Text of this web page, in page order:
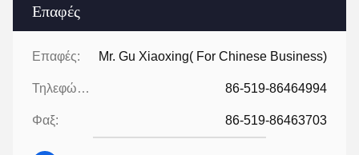
Επαφές
Επαφές: Mr. Gu Xiaoxing( For Chinese Business)
Τηλεφώνημα: 86-519-86464994
Φαξ: 86-519-86463703